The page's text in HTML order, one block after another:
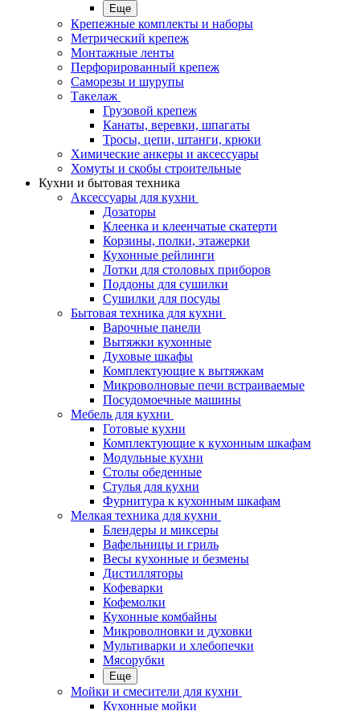
Еще
Крепежные комплекты и наборы
Метрический крепеж
Монтажные ленты
Перфорированный крепеж
Саморезы и шурупы
Такелаж
Грузовой крепеж
Канаты, веревки, шпагаты
Тросы, цепи, штанги, крюки
Химические анкеры и аксессуары
Хомуты и скобы строительные
Кухни и бытовая техника
Аксессуары для кухни
Дозаторы
Клеенка и клеенчатые скатерти
Корзины, полки, этажерки
Кухонные рейлинги
Лотки для столовых приборов
Поддоны для сушилки
Сушилки для посуды
Бытовая техника для кухни
Варочные панели
Вытяжки кухонные
Духовые шкафы
Комплектующие к вытяжкам
Микроволновые печи встраиваемые
Посудомоечные машины
Мебель для кухни
Готовые кухни
Комплектующие к кухонным шкафам
Модульные кухни
Столы обеденные
Стулья для кухни
Фурнитура к кухонным шкафам
Мелкая техника для кухни
Блендеры и миксеры
Вафельницы и гриль
Весы кухонные и безмены
Дистилляторы
Кофеварки
Кофемолки
Кухонные комбайны
Микроволновки и духовки
Мультиварки и хлебопечки
Мясорубки
Еще
Мойки и смесители для кухни
Кухонные мойки